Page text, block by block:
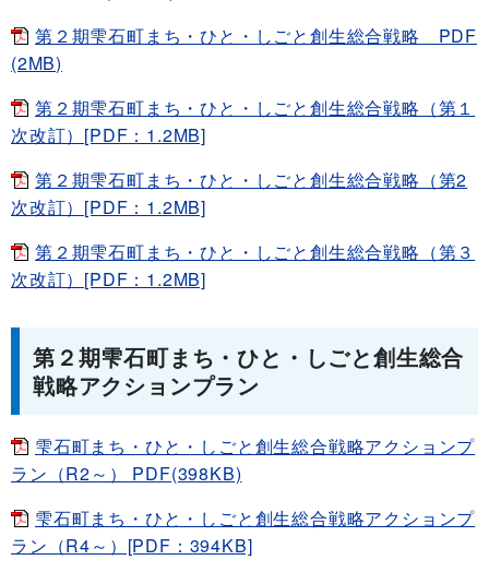
第２期雫石町まち・ひと・しごと創生総合戦略 PDF
(2MB)
第２期雫石町まち・ひと・しごと創生総合戦略（第１
次改訂）[PDF：1.2MB]
第２期雫石町まち・ひと・しごと創生総合戦略（第2
次改訂）[PDF：1.2MB]
第２期雫石町まち・ひと・しごと創生総合戦略（第３
次改訂）[PDF：1.2MB]
第２期雫石町まち・ひと・しごと創生総合
戦略アクションプラン
雫石町まち・ひと・しごと創生総合戦略アクションプ
ラン（R2～） PDF(398KB)
雫石町まち・ひと・しごと創生総合戦略アクションプ
ラン（R4～）[PDF：394KB]